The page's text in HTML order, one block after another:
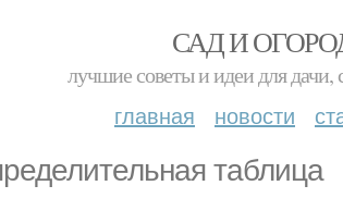
САД И
лучшие советы и идеи для дачи,
главная новости
таблица